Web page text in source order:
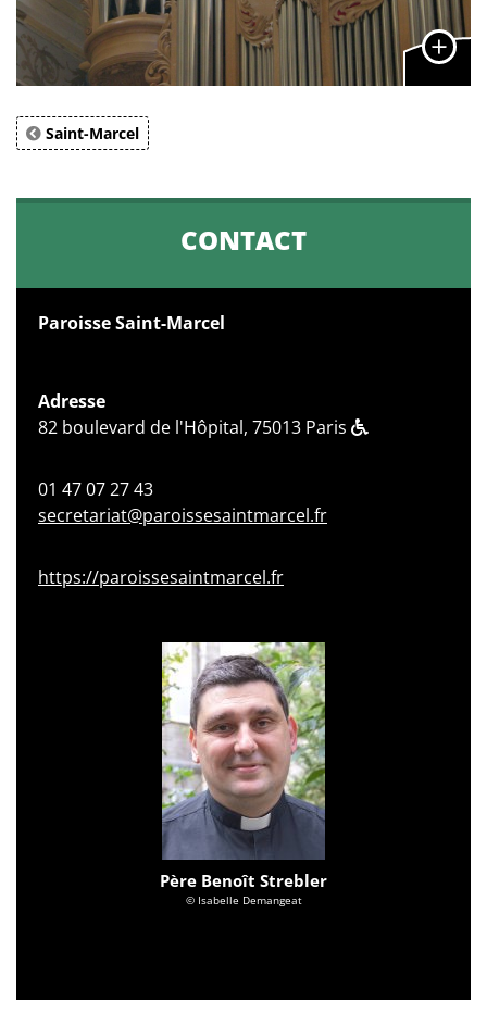
Saint-Marcel
CONTACT
Paroisse Saint-Marcel
Adresse
82 boulevard de l'Hôpital, 75013 Paris
01 47 07 27 43
secretariat@paroissesaintmarcel.fr
https://paroissesaintmarcel.fr
Père Benoît Strebler
© Isabelle Demangeat